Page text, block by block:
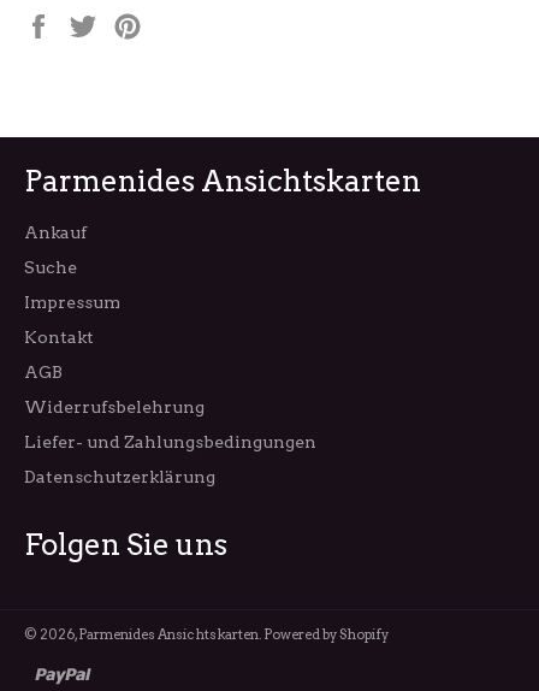
Auf
Facebook
Auf
Twitter
Parmenides Ansichtskarten
Ankauf
Suche
Impressum
Kontakt
AGB
Widerrufsbelehrung
Liefer- und Zahlungsbedingungen
Datenschutzerklärung
Folgen Sie uns
© 2026,Parmenides Ansichtskarten. Powered by Shopify